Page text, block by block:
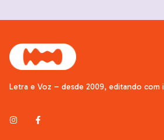
Letra e Voz – desde 2009, editando com